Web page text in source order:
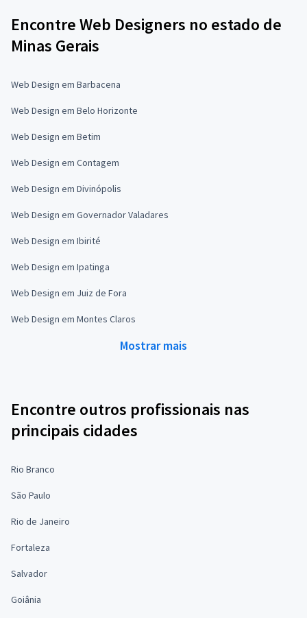
Encontre Web Designers no estado de
Minas Gerais
Web Design em Barbacena
Web Design em Belo Horizonte
Web Design em Betim
Web Design em Contagem
Web Design em Divinópolis
Web Design em Governador Valadares
Web Design em Ibirité
Web Design em Ipatinga
Web Design em Juiz de Fora
Web Design em Montes Claros
Mostrar mais
Encontre outros profissionais nas
principais cidades
Rio Branco
São Paulo
Rio de Janeiro
Fortaleza
Salvador
Goiânia